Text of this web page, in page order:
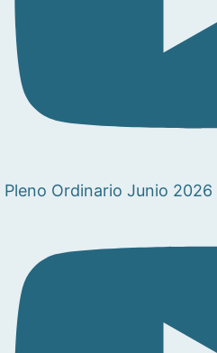
Pleno Ordinario Junio 2026